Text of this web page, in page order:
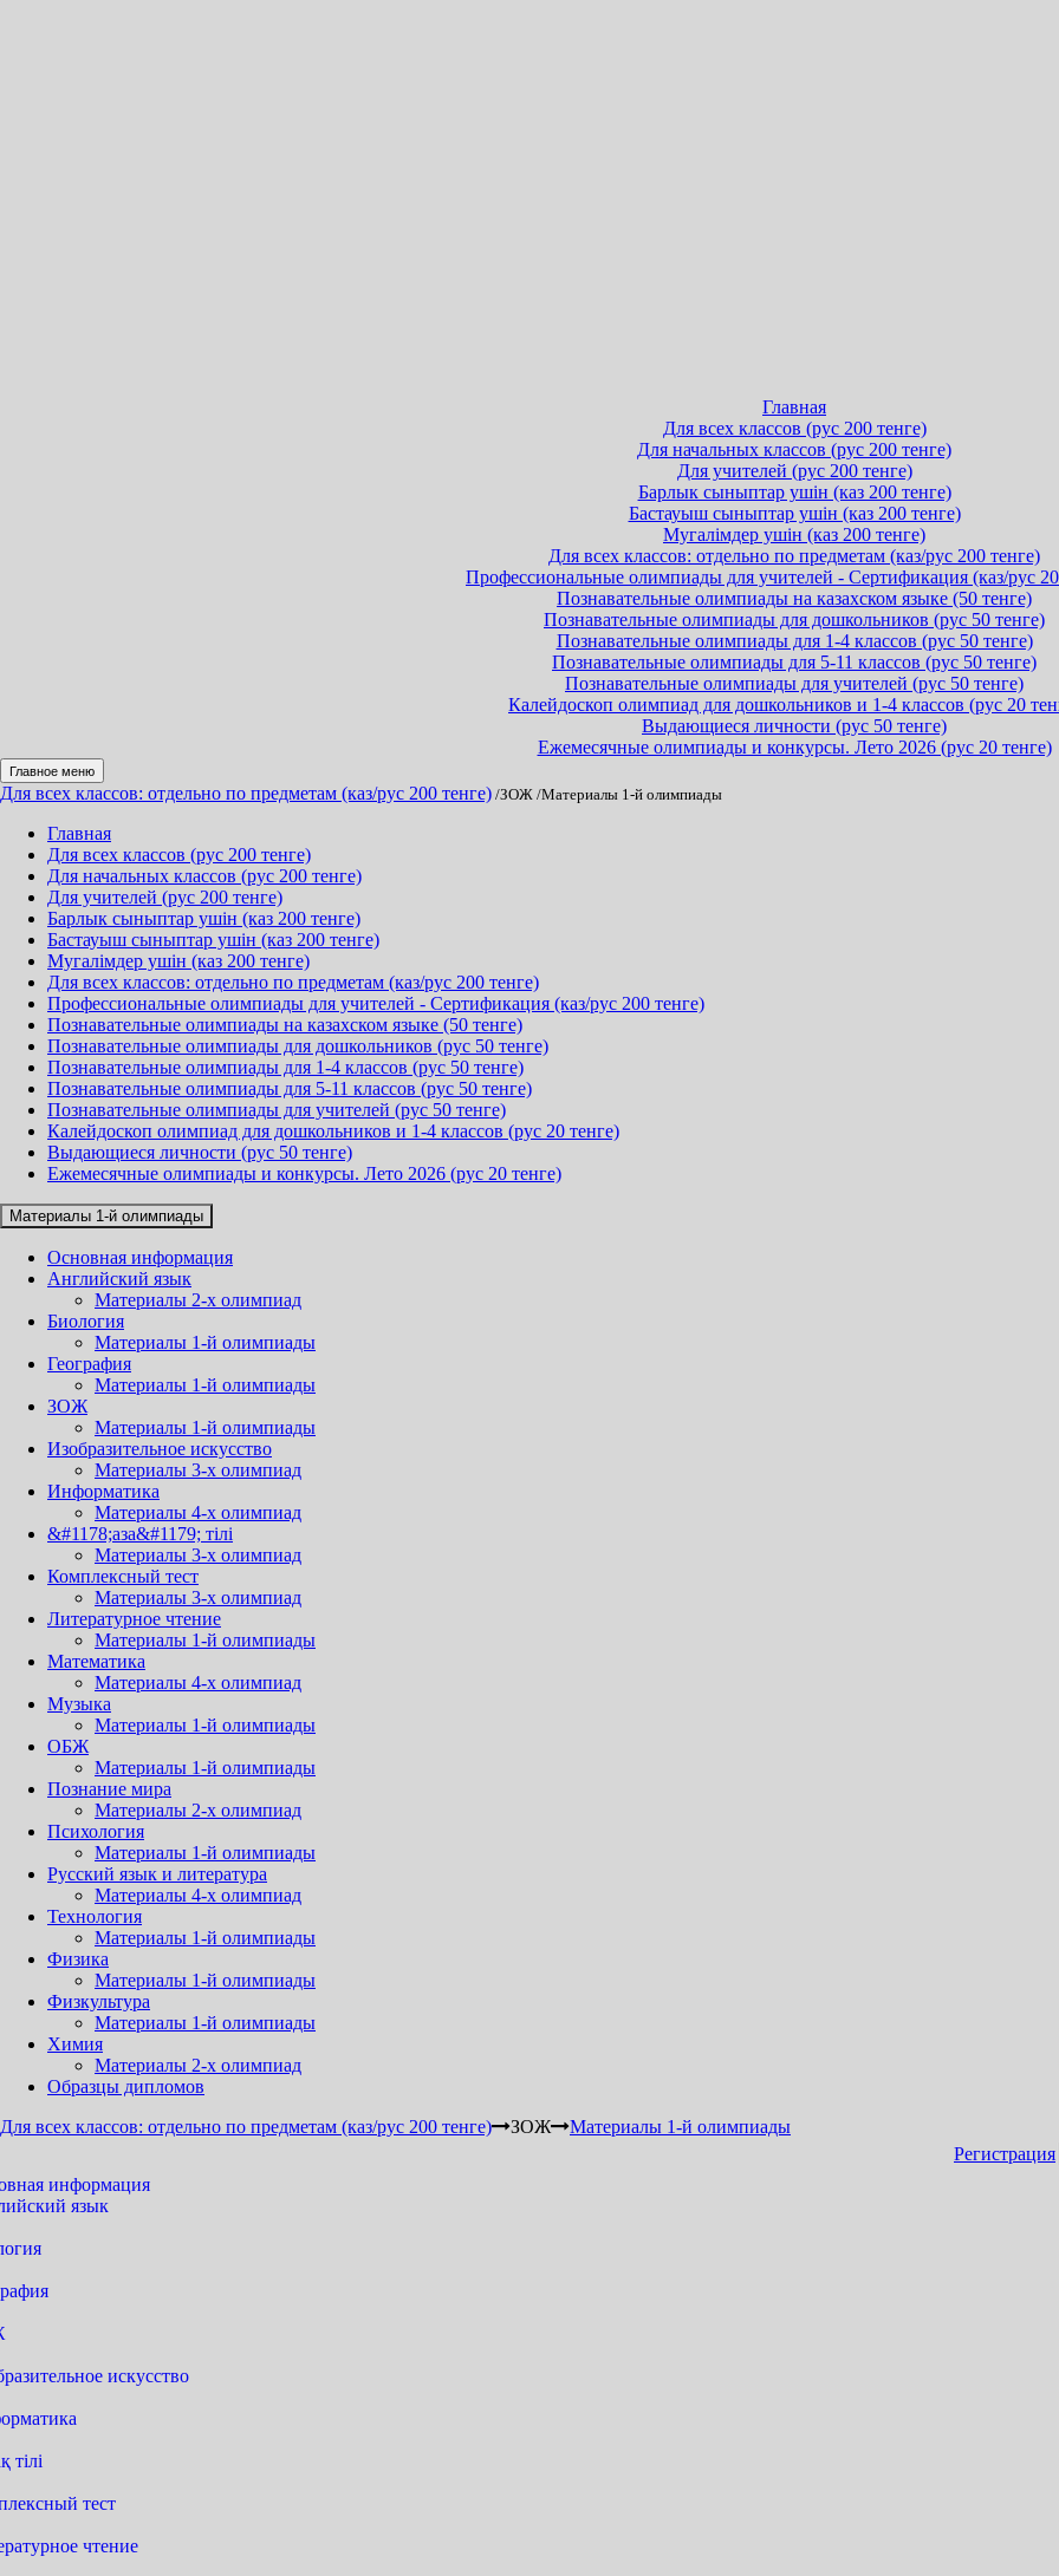
Главная
Для всех классов (рус 200 тенге)
Для начальных классов (рус 200 тенге)
Для учителей (рус 200 тенге)
Барлык сыныптар ушін (каз 200 тенге)
Бастауыш сыныптар ушін (каз 200 тенге)
Мугалімдер ушін (каз 200 тенге)
Для всех классов: отдельно по предметам (каз/рус 200 тенге)
Профессиональные олимпиады для учителей - Сертификация (каз/рус
Познавательные олимпиады на казахском языке (50 тенге)
Познавательные олимпиады для дошкольников (рус 50 тенге)
Познавательные олимпиады для 1-4 классов (рус 50 тенге)
Познавательные олимпиады для 5-11 классов (рус 50 тенге)
Познавательные олимпиады для учителей (рус 50 тенге)
Калейдоскоп олимпиад для дошкольников и 1-4 классов (рус 20
Выдающиеся личности (рус 50 тенге)
Ежемесячные олимпиады и конкурсы. Лето 2026 (рус 20 тенге)
Главное меню
Для всех классов: отдельно по предметам (каз/рус 200 тенге) /ЗОЖ /Материалы 1-й олимпиады
Главная
Для всех классов (рус 200 тенге)
Для начальных классов (рус 200 тенге)
Для учителей (рус 200 тенге)
Барлык сыныптар ушін (каз 200 тенге)
Бастауыш сыныптар ушін (каз 200 тенге)
Мугалімдер ушін (каз 200 тенге)
Для всех классов: отдельно по предметам (каз/рус 200 тенге)
Профессиональные олимпиады для учителей - Сертификация (каз/рус 200 тенге)
Познавательные олимпиады на казахском языке (50 тенге)
Познавательные олимпиады для дошкольников (рус 50 тенге)
Познавательные олимпиады для 1-4 классов (рус 50 тенге)
Познавательные олимпиады для 5-11 классов (рус 50 тенге)
Познавательные олимпиады для учителей (рус 50 тенге)
Калейдоскоп олимпиад для дошкольников и 1-4 классов (рус 20 тенге)
Выдающиеся личности (рус 50 тенге)
Ежемесячные олимпиады и конкурсы. Лето 2026 (рус 20 тенге)
Материалы 1-й олимпиады
Основная информация
Английский язык
Материалы 2-х олимпиад
Биология
Материалы 1-й олимпиады
География
Материалы 1-й олимпиады
ЗОЖ
Материалы 1-й олимпиады
Изобразительное искусство
Материалы 3-х олимпиад
Информатика
Материалы 4-х олимпиад
&#1178;аза&#1179; тілі
Материалы 3-х олимпиад
Комплексный тест
Материалы 3-х олимпиад
Литературное чтение
Материалы 1-й олимпиады
Математика
Материалы 4-х олимпиад
Музыка
Материалы 1-й олимпиады
ОБЖ
Материалы 1-й олимпиады
Познание мира
Материалы 2-х олимпиад
Психология
Материалы 1-й олимпиады
Русский язык и литература
Материалы 4-х олимпиад
Технология
Материалы 1-й олимпиады
Физика
Материалы 1-й олимпиады
Физкультура
Материалы 1-й олимпиады
Химия
Материалы 2-х олимпиад
Образцы дипломов
Для всех классов: отдельно по предметам (каз/рус 200 тенге)
ЗОЖ Материалы 1-й олимпиады
Регистрация
информация
язык
искусство
тілі
тест
чтение